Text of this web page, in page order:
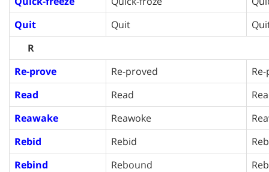
Quit
Quit
R
Re-prove
Re-proved
Read
Read
Reawake
Reawoke
Rebid
Rebid
Rebind
Rebound